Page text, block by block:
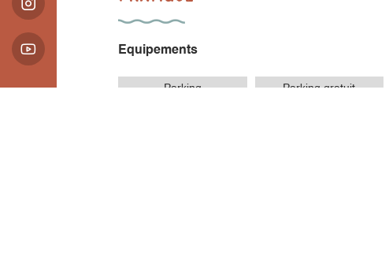
Equipements
Parking Parking gratuit